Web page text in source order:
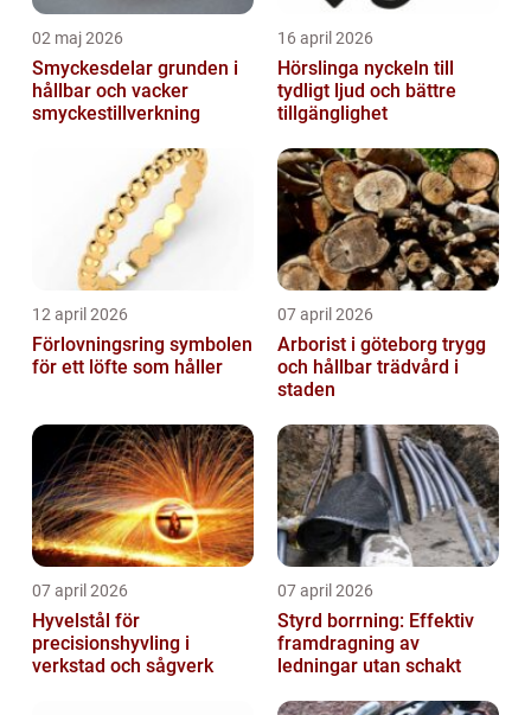
02 maj 2026
Smyckesdelar grunden i
hållbar och vacker
smyckestillverkning
16 april 2026
Hörslinga nyckeln till
tydligt ljud och bättre
tillgänglighet
12 april 2026
Förlovningsring symbolen
för ett löfte som håller
07 april 2026
Arborist i göteborg trygg
och hållbar trädvård i
staden
07 april 2026
Hyvelstål för
precisionshyvling i
verkstad och sågverk
07 april 2026
Styrd borrning: Effektiv
framdragning av
ledningar utan schakt